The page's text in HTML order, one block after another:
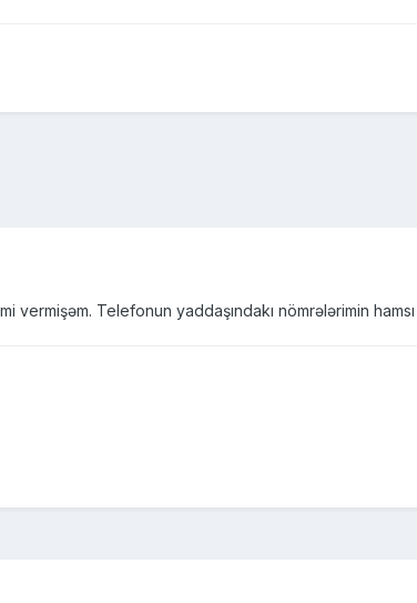
vermişəm. Telefonun yaddaşındakı nömrələrimin